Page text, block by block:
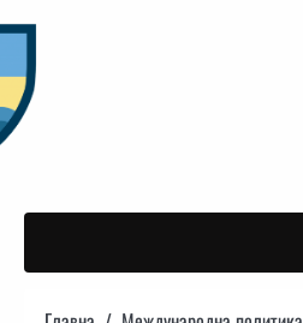
to
content